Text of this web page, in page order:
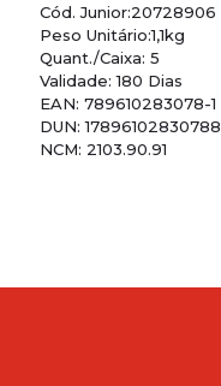
Cód. Junior:20728906
Peso Unitário:1,1kg
Quant./Caixa: 5
Validade: 180 Dias
EAN: 789610283078-1
DUN: 17896102830788
NCM: 2103.90.91